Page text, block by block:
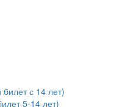
с 14 лет)
5-14 лет)